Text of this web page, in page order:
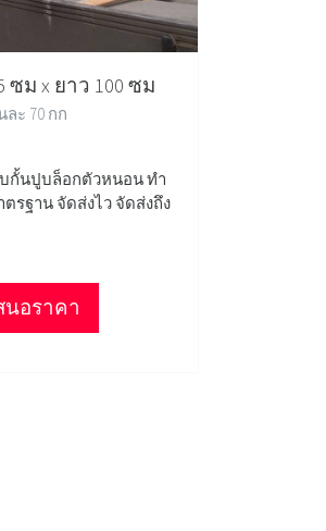
ซม x ยาว 100 ซม
ะ 70 กก
กั้นปูบล็อกตัวหนอน ทำ
รฐาน จัดส่งไว จัดส่งถึง
นอราคา